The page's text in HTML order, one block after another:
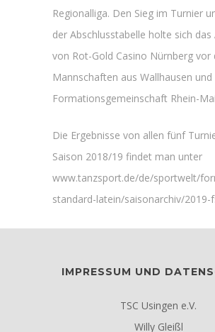
Regionalliga. Den Sieg im Turnier
der Abschlusstabelle holte sich das
von Rot-Gold Casino Nürnberg vor
Mannschaften aus Wallhausen und
Formationsgemeinschaft Rhein-
Die Ergebnisse von allen fünf
Saison 2018/19 findet man unter
www.tanzsport.de/de/sportwelt/
standard-latein/saisonarchiv/2019-
IMPRESSUM UND
TSC Usingen e.V.
Willy Gleißl